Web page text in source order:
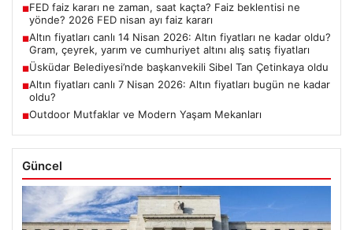
■FED faiz kararı ne zaman, saat kaçta? Faiz beklentisi ne
yönde? 2026 FED nisan ayı faiz kararı
■Altın fiyatları canlı 14 Nisan 2026: Altın fiyatları ne kadar oldu?
Gram, çeyrek, yarım ve cumhuriyet altını alış satış fiyatları
■Üsküdar Belediyesi’nde başkanvekili Sibel Tan Çetinkaya oldu
■Altın fiyatları canlı 7 Nisan 2026: Altın fiyatları bugün ne kadar
oldu?
■Outdoor Mutfaklar ve Modern Yaşam Mekanları
Güncel